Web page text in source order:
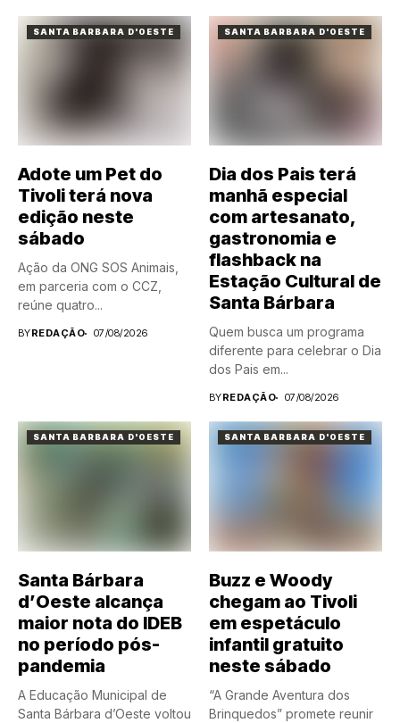
SANTA BARBARA D'OESTE
Adote um Pet do
Tivoli terá nova
edição neste
sábado
Ação da ONG SOS Animais,
em parceria com o CCZ,
reúne quatro...
BYREDAÇÃO 07/08/2026
SANTA BARBARA D'OESTE
Dia dos Pais terá
manhã especial
com artesanato,
gastronomia e
flashback na
Estação Cultural de
Santa Bárbara
Quem busca um programa
diferente para celebrar o Dia
dos Pais em...
BYREDAÇÃO 07/08/2026
SANTA BARBARA D'OESTE
Santa Bárbara
d’Oeste alcança
maior nota do IDEB
no período pós-
pandemia
A Educação Municipal de
Santa Bárbara d’Oeste voltou
SANTA BARBARA D'OESTE
Buzz e Woody
chegam ao Tivoli
em espetáculo
infantil gratuito
neste sábado
“A Grande Aventura dos
Brinquedos” promete reunir